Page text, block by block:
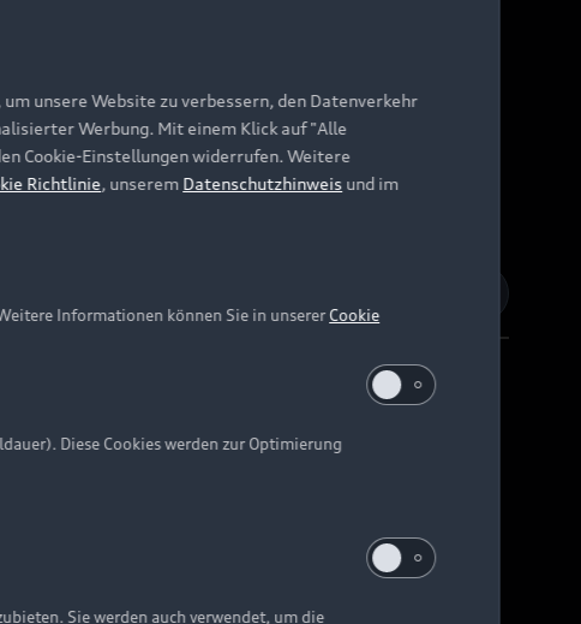
Barrierefreiheit Digital Services Act
kann abweichen.
unsere Website zu verbessern, den Datenverkehr
Werbung. Mit einem Klick auf "Alle
Cookie-Einstellungen widerrufen. Weitere
Richtlinie, unserem Datenschutzhinweis und im
Informationen können Sie in unsererCookie
Diese Cookies werden zur Optimierung
Sie werden auch verwendet, um die